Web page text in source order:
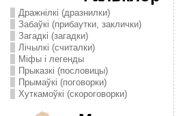
Дражнілкі (дразнилки)
Забаўкі (прибаутки, заклички)
Загадкі (загадки)
Лічылкі (считалки)
Міфы і легенды
Прыказкі (пословицы)
Прымаўкі (поговорки)
Хуткамоўкі (скороговорки)